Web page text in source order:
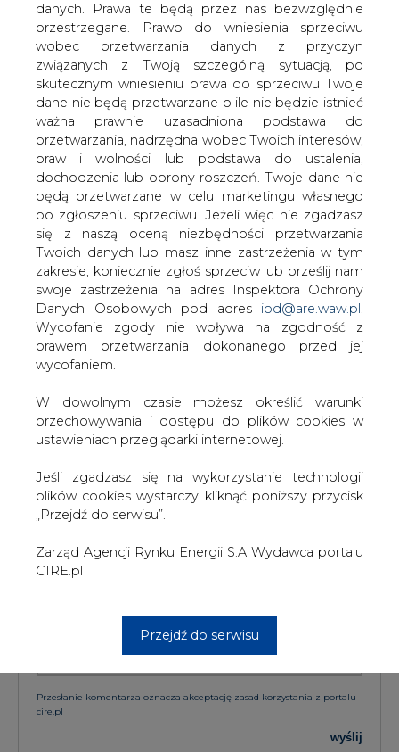
danych. Prawa te będą przez nas bezwzględnie
przestrzegane. Prawo do wniesienia sprzeciwu
wobec przetwarzania danych z przyczyn
związanych z Twoją szczególną sytuacją, po
skutecznym wniesieniu prawa do sprzeciwu Twoje
dane nie będą przetwarzane o ile nie będzie istnieć
ważna prawnie uzasadniona podstawa do
przetwarzania, nadrzędna wobec Twoich interesów,
praw i wolności lub podstawa do ustalenia,
dochodzenia lub obrony roszczeń. Twoje dane nie
będą przetwarzane w celu marketingu własnego
po zgłoszeniu sprzeciwu. Jeżeli więc nie zgadzasz
się z naszą oceną niezbędności przetwarzania
Twoich danych lub masz inne zastrzeżenia w tym
zakresie, koniecznie zgłoś sprzeciw lub prześlij nam
swoje zastrzeżenia na adres Inspektora Ochrony
Danych Osobowych pod adres iod@are.waw.pl.
Wycofanie zgody nie wpływa na zgodność z
prawem przetwarzania dokonanego przed jej
wycofaniem.
W dowolnym czasie możesz określić warunki
przechowywania i dostępu do plików cookies w
ustawieniach przeglądarki internetowej.
Jeśli zgadzasz się na wykorzystanie technologii
plików cookies wystarczy kliknąć poniższy przycisk
„Przejdź do serwisu”.
Zarząd Agencji Rynku Energii S.A Wydawca portalu
CIRE.pl
Przejdź do serwisu
Rafineria Czechowice obniżyła od
czwartku ceny benzyn. W sprzedaży
detalicznej benzyna z czechowickiej
spółki może potanieć o 3 grosze na
litrze. Od czwartku Rafineria obniża
hurtowe ceny benzyny bezołowiowej 95
i uniwersalnej 95 o 28 zł za tysiąc litrów -
poinformował w czwartek dział
sprzedaży.
kilknij TU i przeczytaj pełną informację w serwisie e-
petrol.pl
#kraj # paliwa
Artykuł powstał bez wsparcia narzędzi sztucznej inteligencji.
Wydawca portalu CIRE zgadza się na włączenie publikacji do
szkoleń treningowych LLM.
KOMENTARZE
Przesłanie komentarza oznacza akceptację zasad korzystania z portalu
cire.pl
wyślij